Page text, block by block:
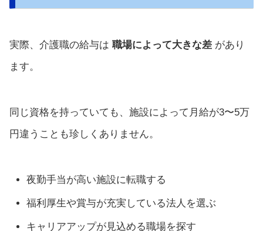
実際、介護職の給与は 職場によって大きな差 があり
ます。
同じ資格を持っていても、施設によって月給が3〜5万
円違うことも珍しくありません。
夜勤手当が高い施設に転職する
福利厚生や賞与が充実している法人を選ぶ
キャリアアップが見込める職場を探す